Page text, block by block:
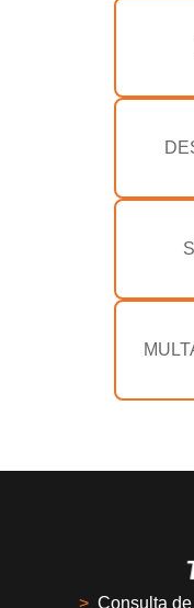
> Consulta